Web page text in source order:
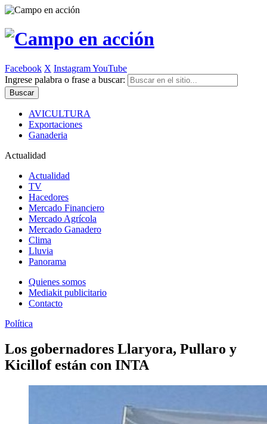
Facebook X InstagramYouTube
Ingrese palabra o frase a buscar:
AVICULTURA
Exportaciones
Ganaderia
Actualidad
Actualidad
TV
Hacedores
Mercado Financiero
Mercado Agrícola
Mercado Ganadero
Clima
Lluvia
Panorama
Quienes somos
Mediakit publicitario
Contacto
Política
Los gobernadores Llaryora, Pullaro y
Kicillof están con INTA